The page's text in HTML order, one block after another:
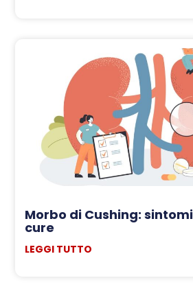
Morbo di Cushing:
cure
LEGGI TUTTO